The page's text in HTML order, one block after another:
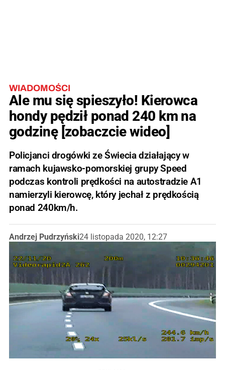
WIADOMOŚCI
Ale mu się spieszyło! Kierowca
hondy pędził ponad 240 km na
godzinę [zobaczcie wideo]
Policjanci drogówki ze Świecia działający w
ramach kujawsko-pomorskiej grupy Speed
podczas kontroli prędkości na autostradzie A1
namierzyli kierowcę, który jechał z prędkością
ponad 240km/h.
Andrzej Pudrzyński24 listopada 2020, 12:27